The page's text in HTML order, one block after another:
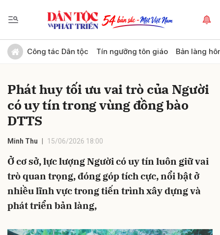
Công tác Dân tộc Tín ngưỡng tôn giáo Bản làng
Phát huy tối ưu vai trò của Người
có uy tín trong vùng đồng bào
DTTS
Minh Thu 15/06/2026 18:00
Ở cơ sở, lực lượng Người có uy tín luôn giữ vai
trò quan trọng, đóng góp tích cực, nổi bật ở
nhiều lĩnh vực trong tiến trình xây dựng và
phát triển bản làng,
Gửi bình luận